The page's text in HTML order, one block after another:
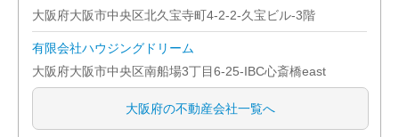
大阪府大阪市中央区北久宝寺町4-2-2-久宝ビル-3階
有限会社ハウジングドリーム
大阪府大阪市中央区南船場3丁目6-25-IBC心斎橋east
大阪府の不動産会社一覧へ